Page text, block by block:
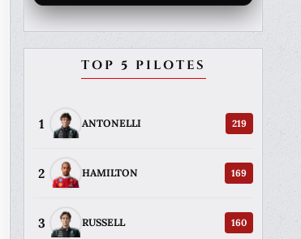
TOP 5 PILOTES
1 ANTONELLI 219
2 HAMILTON 169
3 RUSSELL 160